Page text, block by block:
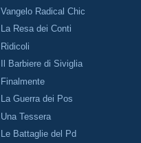
Vangelo Radical Chic
La Resa dei Conti
Ridicoli
Il Barbiere di Siviglia
Finalmente
La Guerra dei Pos
Una Tessera
Le Battaglie del Pd